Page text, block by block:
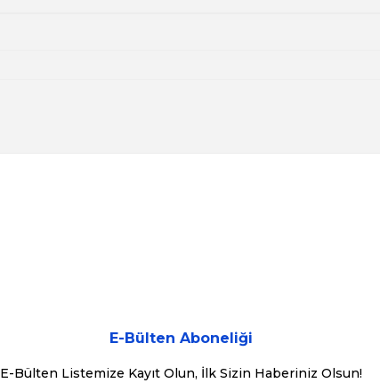
E-Bülten Aboneliği
E-Bülten Listemize Kayıt Olun, İlk Sizin Haberiniz Olsun!